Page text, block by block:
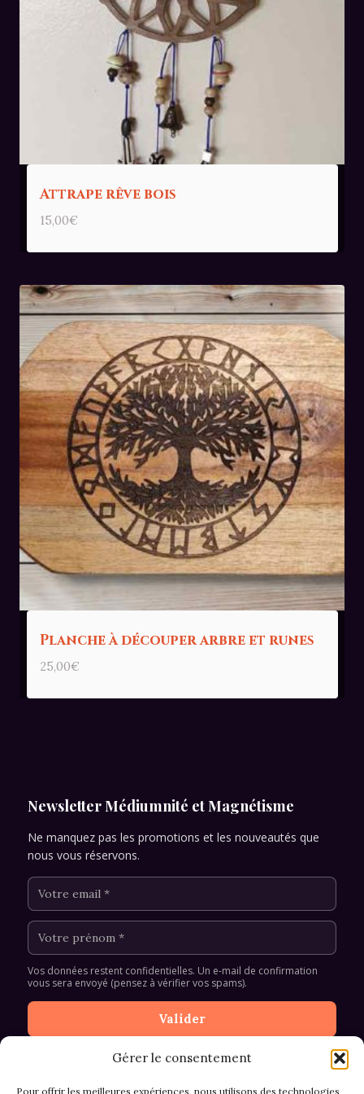
Gérer le consentement
Pour offrir les meilleures expériences, nous utilisons des technologies
Attrape rêve bois
15,00€
Planche à découper arbre et runes
25,00€
Newsletter Médiumnité et Magnétisme
Ne manquez pas les promotions et les nouveautés que
nous vous réservons.
Vos données restent confidentielles. Un e-mail de confirmation
vous sera envoyé (pensez à vérifier vos spams).